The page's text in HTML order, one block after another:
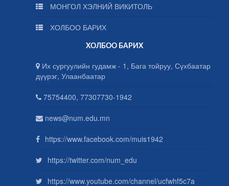
МОНГОЛ ХЭЛНИЙ ВИКИТОЛЬ
ХОЛБОО БАРИХ
ХОЛБОО БАРИХ
Их сургуулийн гудамж - 1, Бага тойруу, Сүхбаатар
дүүрэг, Улаанбаатар
75754400, 77307730-1942
news@num.edu.mn
https://www.facebook.com/muis1942
https://twitter.com/num_edu
https://www.youtube.com/channel/ucfwhf5c7a